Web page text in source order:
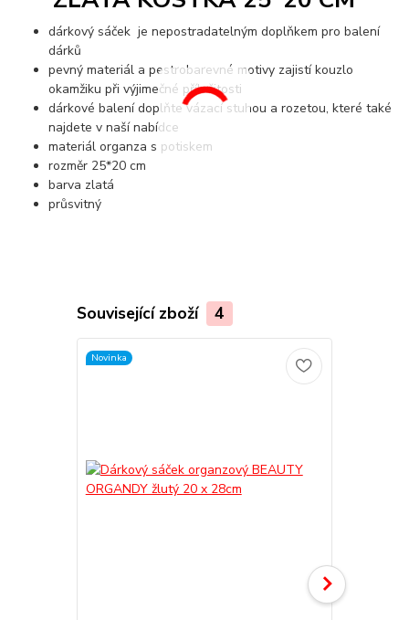
dárkový sáček je nepostradatelným doplňkem pro balení
dárků
pevný materiál a pestrobarevné motivy zajistí kouzlo
okamžiku při výjimečné příležitosti
dárkové balení doplňte vázací stuhou a rozetou, které také
najdete v naší nabídce
materiál organza s potiskem
rozměr 25*20 cm
barva zlatá
průsvitný
Související zboží 4
Novinka